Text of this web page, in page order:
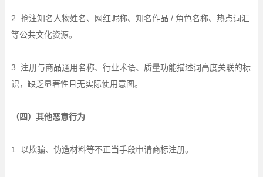
2. 抢注知名人物姓名、网红昵称、知名作品 / 角色名称、热点词汇
等公共文化资源。
3. 注册与商品通用名称、行业术语、质量功能描述词高度关联的标
识，缺乏显著性且无实际使用意图。
（四）其他恶意行为
1. 以欺骗、伪造材料等不正当手段申请商标注册。